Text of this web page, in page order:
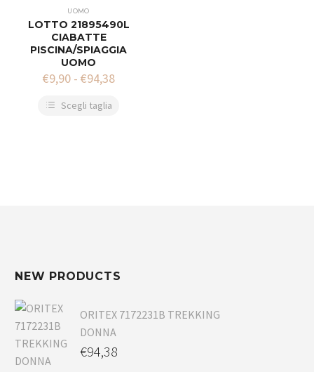
UOMO
LOTTO 21895490L
CIABATTE
PISCINA/SPIAGGIA
UOMO
€9,90 - €94,38
Scegli taglia
NEW PRODUCTS
ORITEX 7172231B TREKKING
DONNA
€94,38